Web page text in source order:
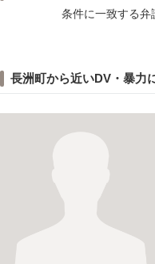
条件に一致する弁
長洲町から近いDV・暴力